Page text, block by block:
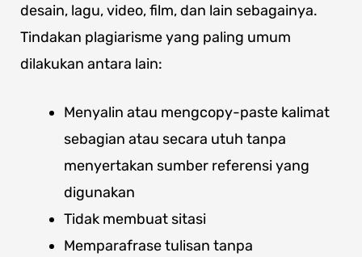
desain, lagu, video, film, dan lain sebagainya.
Tindakan plagiarisme yang paling umum
dilakukan antara lain:
Menyalin atau mengcopy-paste kalimat
sebagian atau secara utuh tanpa
menyertakan sumber referensi yang
digunakan
Tidak membuat sitasi
Memparafrase tulisan tanpa